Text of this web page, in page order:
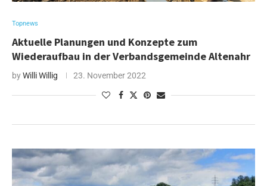
Topnews
Aktuelle Planungen und Konzepte zum
Wiederaufbau in der Verbandsgemeinde Altenahr
byWilli Willig 23. November 2022